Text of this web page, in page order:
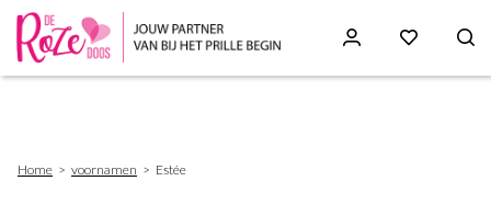
Home voornamen Estée